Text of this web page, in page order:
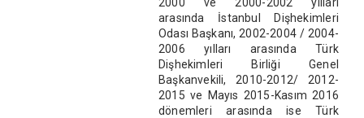
arasında İstanbul Dişhekimleri
Odası Başkanı, 2002-2004 / 2004-
2006 yılları arasında Türk
Dişhekimleri Birliği Genel
Başkanvekili, 2010-2012/ 2012-
2015 ve Mayıs 2015-Kasım 2016
dönemleri arasında ise Türk